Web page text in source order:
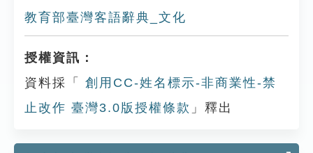
教育部臺灣客語辭典_文化
授權資訊：
資料採「
創用CC-姓名標示-非商業性-禁
止改作 臺灣3.0版授權條款 」釋出